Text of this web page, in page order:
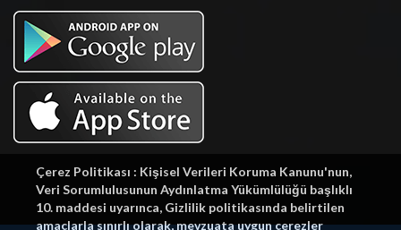
Çerez Politikası : Kişisel Verileri Koruma Kanunu'nun,
Veri Sorumlulusunun Aydınlatma Yükümlülüğü başlıklı
10. maddesi uyarınca, Gizlilik politikasında belirtilen
amaçlarla sınırlı olarak, mevzuata uygun çerezler